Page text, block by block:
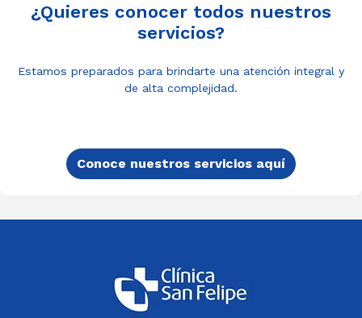
¿Quieres conocer todos nuestros
servicios?
Estamos preparados para brindarte una atención integral y
de alta complejidad.
Conoce nuestros servicios aquí